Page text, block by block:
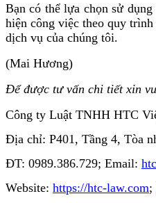
Bạn có thể lựa chọn sử
hiện công việc theo quy
dịch vụ của chúng tôi.
(Mai Hương)
Để được tư vấn chi tiết xin
Công ty Luật TNHH HTC
Địa chỉ: P401, Tầng 4, Tòa
ĐT: 0989.386.729; Email:
Website: https://htc-law.com;